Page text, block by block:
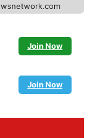
Join Now
Join Now